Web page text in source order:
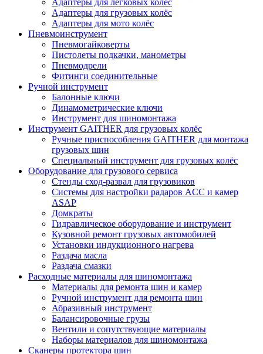
Адаптеры для грузовых колёс
Адаптеры для мото колёс
Пневмоинструмент
Пневмогайковерты
Пистолеты подкачки, манометры
Пневмодрели
Фитинги соединительные
Ручной инструмент
Балонные ключи
Динамометрические ключи
Инструмент для шиномонтажа
Инструмент GAITHER для грузовых колёс
Ручные приспособления GAITHER для монтажа
грузовых шин
Специальный инструмент для грузовых колёс
Оборудование для грузового сервиса
Стенды сход-развал для грузовиков
Системы для настройки радаров ACC и камер
ASAP
Домкраты
Гидравлическое оборудование и инструмент
Кузовной ремонт грузовых автомобилей
Установки индукционного нагрева
Раздача масла
Раздача смазки
Расходные материалы для шиномонтажа
Материалы для ремонта шин и камер
Ручной инструмент для ремонта шин
Абразивный инструмент
Балансировочные грузы
Вентили и сопутствующие материалы
Наборы материалов для шиномонтажа
Сканеры протектора шин